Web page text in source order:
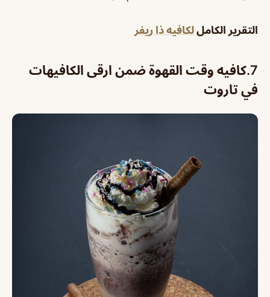
التقرير الكامللكافيه ذا ريفر
7. كافيه وقت القهوة ضمن ارقى الكافيهات
في تاروت